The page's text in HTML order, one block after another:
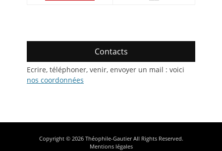
Contacts
Ecrire, téléphoner, venir, envoyer un mail : voici
nos coordonnées
Copyright © 2026 Théophile-GautierAll Rights Reserved.
Mentions légales